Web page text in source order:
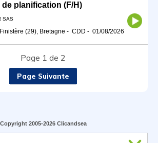
de planification (F/H)
SAS
(29), Bretagne - CDD - 01/08/2026
Page 1 de 2
Page Suivante
Copyright 2005-2026 Clicandsea